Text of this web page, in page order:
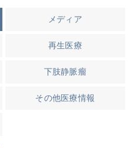
メディア
再生医療
下肢静脈瘤
その他医療情報